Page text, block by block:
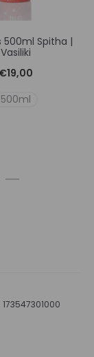
500ml Spitha |
Vasiliki
€19,00
500ml